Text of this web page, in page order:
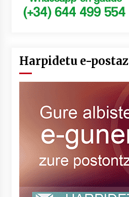
Harpidetu e-postaz